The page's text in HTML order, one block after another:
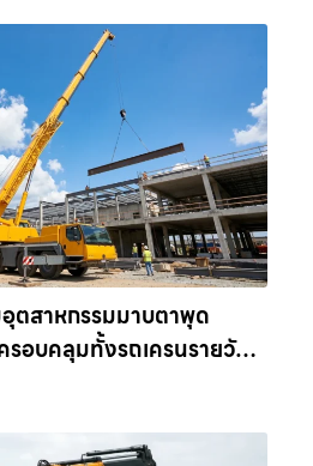
ตสาหกรรมมาบตาพุด
รอบคลุมทั้งรถเครนรายวัน